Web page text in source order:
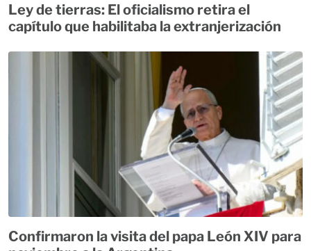
Ley de tierras: El oficialismo retira el
capítulo que habilitaba la extranjerización
Confirmaron la visita del papa León XIV para